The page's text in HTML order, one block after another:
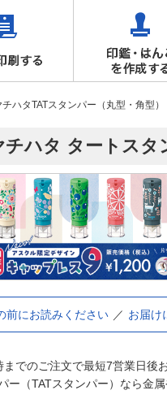
チハタTATスタンパー（丸型・角型）
チハタ タートスタ
前にお読みください お届け
までのご注文で最短7営業日
ー（TATスタンパー）なら金